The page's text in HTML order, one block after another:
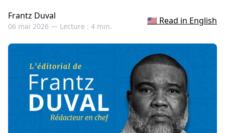
Frantz Duval
06 mai 2026 — Lecture : 4 min.
🇺🇸 Read in English